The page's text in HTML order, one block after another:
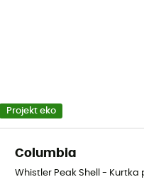
meska
Projekt eko
Columbia
Whistler Peak Shell -